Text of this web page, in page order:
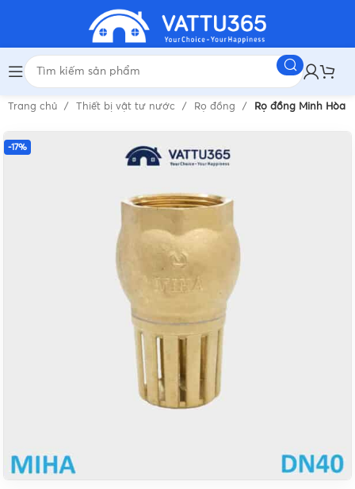
Trang chủ Thiết bị vật tư nước Rọ đồng Rọ đồng Minh Hòa
-17%